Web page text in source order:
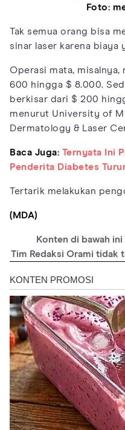
Foto:
Tak semua orang bisa
sinar laser karena
Operasi mata, misalnya,
600 hingga $ 8.000.
berkisar dari $ 200
menurut University of
Dermatology & Laser
Baca Juga: Ternyata Ini
Penderita Diabetes
Tertarik melakukan
(MDA)
Konten di bawah
Tim Redaksi Orami tidak